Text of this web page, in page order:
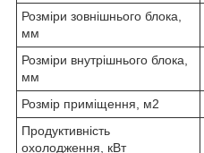
Розміри зовнішнього блока,
мм
Розміри внутрішнього блока,
мм
Розмір приміщення, м2
Продуктивність
охолодження, кВт